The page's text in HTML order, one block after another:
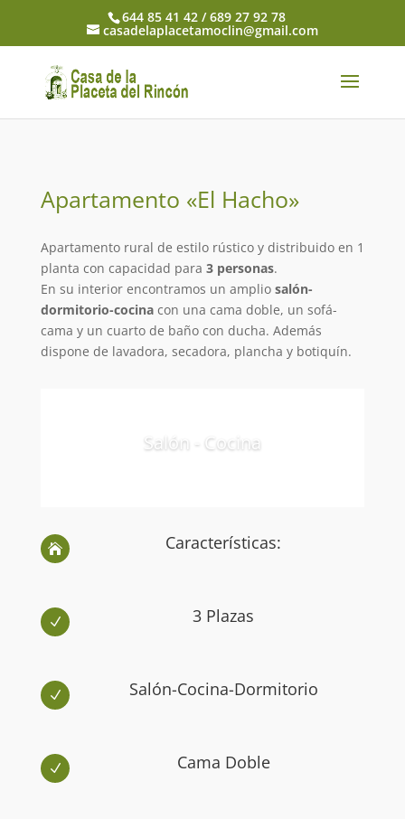
644 85 41 42 / 689 27 92 78
casadelaplacetamoclin@gmail.com
Apartamento «El Hacho»
Apartamento rural de estilo rústico y distribuido en 1
planta con capacidad para 3 personas.
En su interior encontramos un amplio salón-
dormitorio-cocinacon una cama doble, un sofá-
cama y un cuarto de baño con ducha. Además
dispone de lavadora, secadora, plancha y botiquín.
Salón - Cocina
 Características:
N 3 Plazas
N Salón-Cocina-Dormitorio
N Cama Doble